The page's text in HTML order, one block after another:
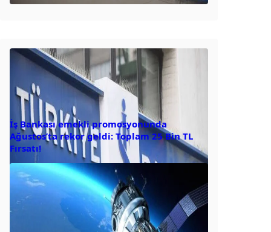
İş Bankası emekli promosyonunda
Ağustos’ta rekor geldi: Toplam 25 Bin TL
Fırsatı!